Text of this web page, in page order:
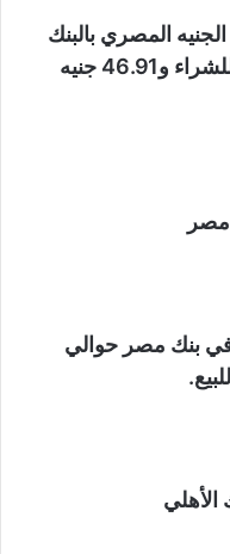
المصري بالبنك
المركزي الآن حوالي 46.81 جنيه للشراء و46.91 جنيه
مصر
في بنك مصر حوالي
الأهلي